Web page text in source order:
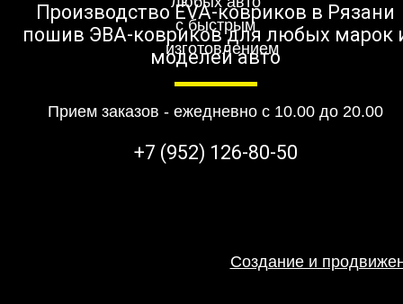
Производство EVA-ковриков в Рязани
пошив ЭВА-ковриков для любых марок
моделей авто
Прием заказов - ежедневно с 10.00 до 20.00
+7 (952) 126-80-50
Создание и